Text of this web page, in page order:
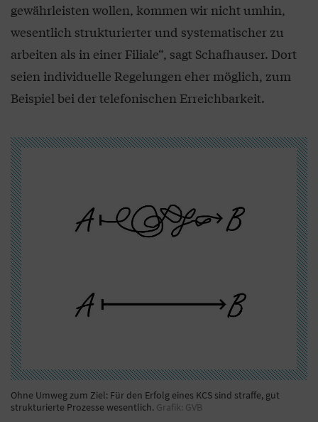
gewährleisten wollen, kommen wir nicht umhin,
wesentlich strukturierter und systematischer zu
arbeiten als in einer Filiale“, sagt Schafhauser. Dort
seien individuelle Regelungen eher möglich, zum
Beispiel bei der telefonischen Erreichbarkeit.
Ohne Umweg zum Ziel: Für den Erfolg eines KCS sind straffe, gut
strukturierte Prozesse wesentlich. Grafik: GVB